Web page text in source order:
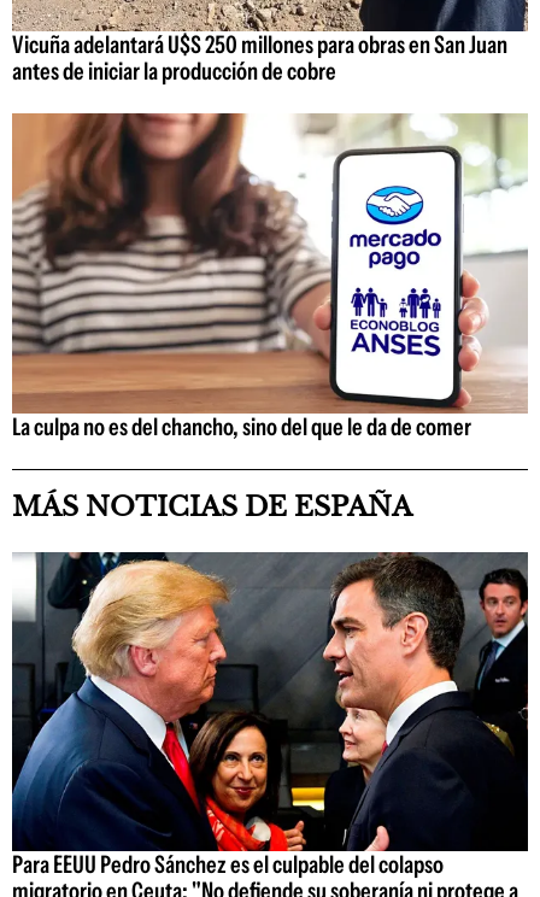
Vicuña adelantará U$S 250 millones para obras en San Juan
antes de iniciar la producción de cobre
La culpa no es del chancho, sino del que le da de comer
MÁS NOTICIAS DE ESPAÑA
Para EEUU Pedro Sánchez es el culpable del colapso
migratorio en Ceuta: "No defiende su soberanía ni protege a